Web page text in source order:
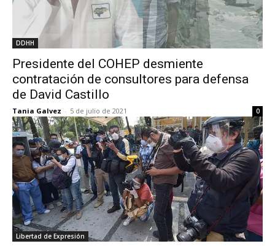
DDHH
Presidente del COHEP desmiente
contratación de consultores para defensa
de David Castillo
Tania Galvez - 5 de julio de 2021 0
Libertad de Expresión